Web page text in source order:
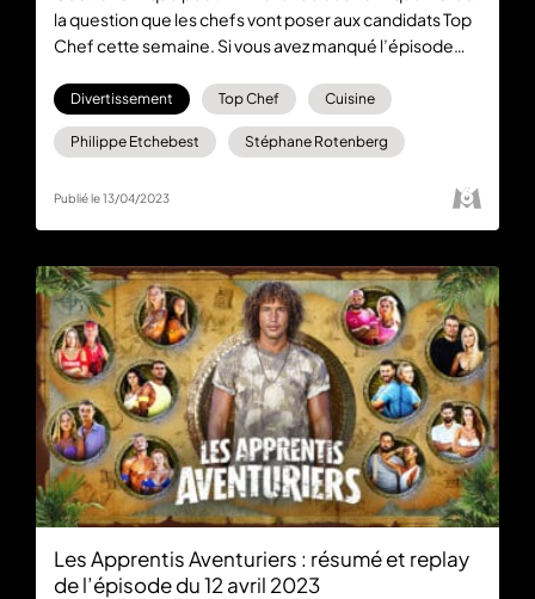
la question que les chefs vont poser aux candidats Top
Chef cette semaine. Si vous avez manqué l’épisode
pour regarder le replay disponible gratuitement et en
intégralité.
Divertissement Top Chef Cuisine
Philippe Etchebest Stéphane Rotenberg
Publié le 13/04/2023
Les Apprentis Aventuriers : résumé et replay
de l’épisode du 12 avril 2023